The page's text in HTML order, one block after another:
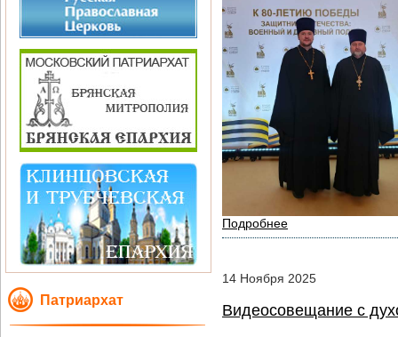
Патриархат
Подробнее
14 Ноября 2025
Видеосовещание с